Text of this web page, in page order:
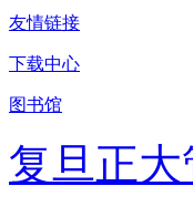
友情链接
下载中心
图书馆
复旦正